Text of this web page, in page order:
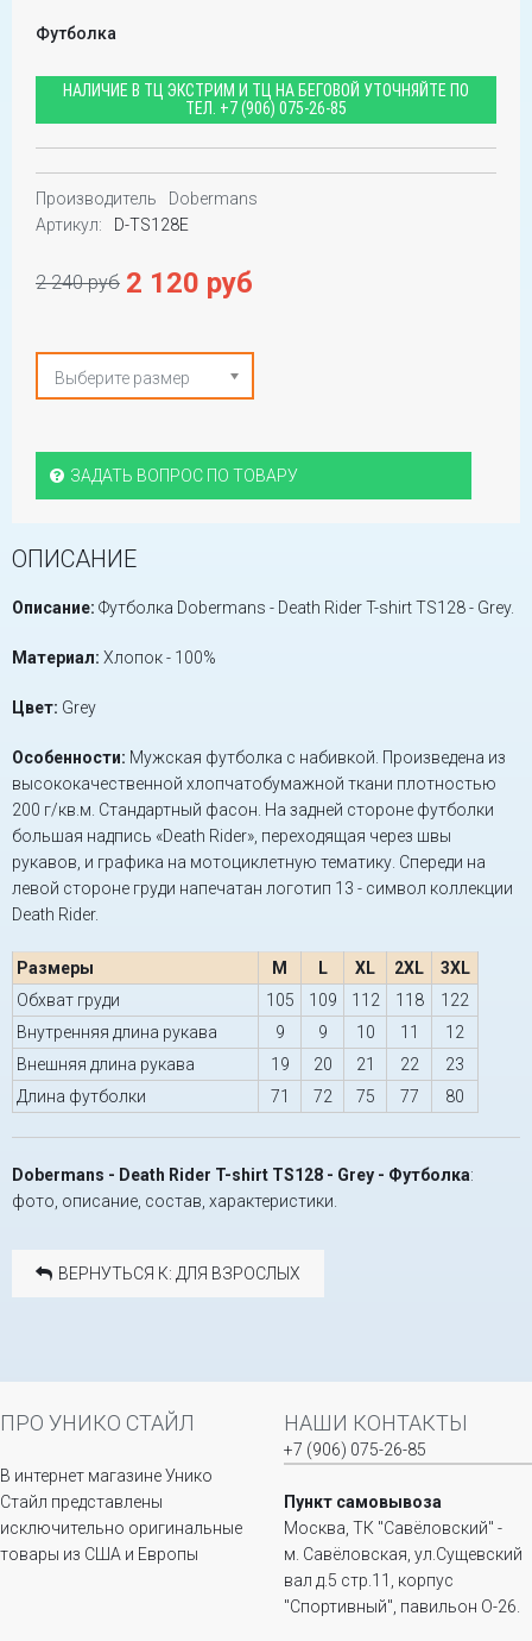
Футболка
НАЛИЧИЕ В ТЦ ЭКСТРИМ И ТЦ НА БЕГОВОЙ УТОЧНЯЙТЕ ПО
ТЕЛ. +7 (906) 075-26-85
Производитель
Dobermans
Артикул:
D-TS128E
2 240 руб 2 120 руб
Выберите размер
ЗАДАТЬ ВОПРОС ПО ТОВАРУ
ОПИСАНИЕ
Описание: Футболка Dobermans - Death Rider T-shirt TS128 - Grey.
Материал: Хлопок - 100%
Цвет: Grey
Особенности: Мужская футболка с набивкой. Произведена из
высококачественной хлопчатобумажной ткани плотностью
200 г/кв.м. Стандартный фасон. На задней стороне футболки
большая надпись «Death Rider», переходящая через швы
рукавов, и графика на мотоциклетную тематику. Спереди на
левой стороне груди напечатан логотип 13 - символ коллекции
Death Rider.
Размеры M L XL 2XL
3XL
Обхват груди
105 109 112 118
122
Внутренняя длина рукава
9 9 10 11
12
Внешняя длина рукава
19 20 21 22
23
Длина футболки
71 72 75 77 80
Dobermans - Death Rider T-shirt TS128 - Grey - Футболка:
фото, описание, состав, характеристики.
ВЕРНУТЬСЯ К: ДЛЯ ВЗРОСЛЫХ
ПРО УНИКО СТАЙЛ
В интернет магазине Унико
Стайл представлены
исключительно оригинальные
товары из США и Европы
НАШИ КОНТАКТЫ
+7 (906) 075-26-85
Пункт самовывоза
Москва, ТК "Савёловский" -
м. Савёловская, ул.Сущевский
вал д.5 стр.11, корпус
"Спортивный", павильон О-26.